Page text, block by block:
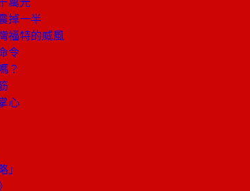
掉一半
福特的威風
令
？
心